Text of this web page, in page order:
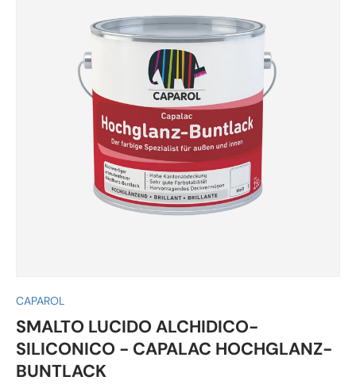
CAPAROL
SMALTO LUCIDO ALCHIDICO-
SILICONICO - CAPALAC HOCHGLANZ-
BUNTLACK